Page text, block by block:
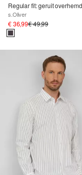
s.Oliver
€ 36,99€ 49,99